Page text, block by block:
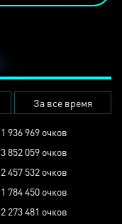
За все время
1 936 969 очков
3 852 059 очков
2 457 532 очков
1 784 450 очков
2 273 481 очков